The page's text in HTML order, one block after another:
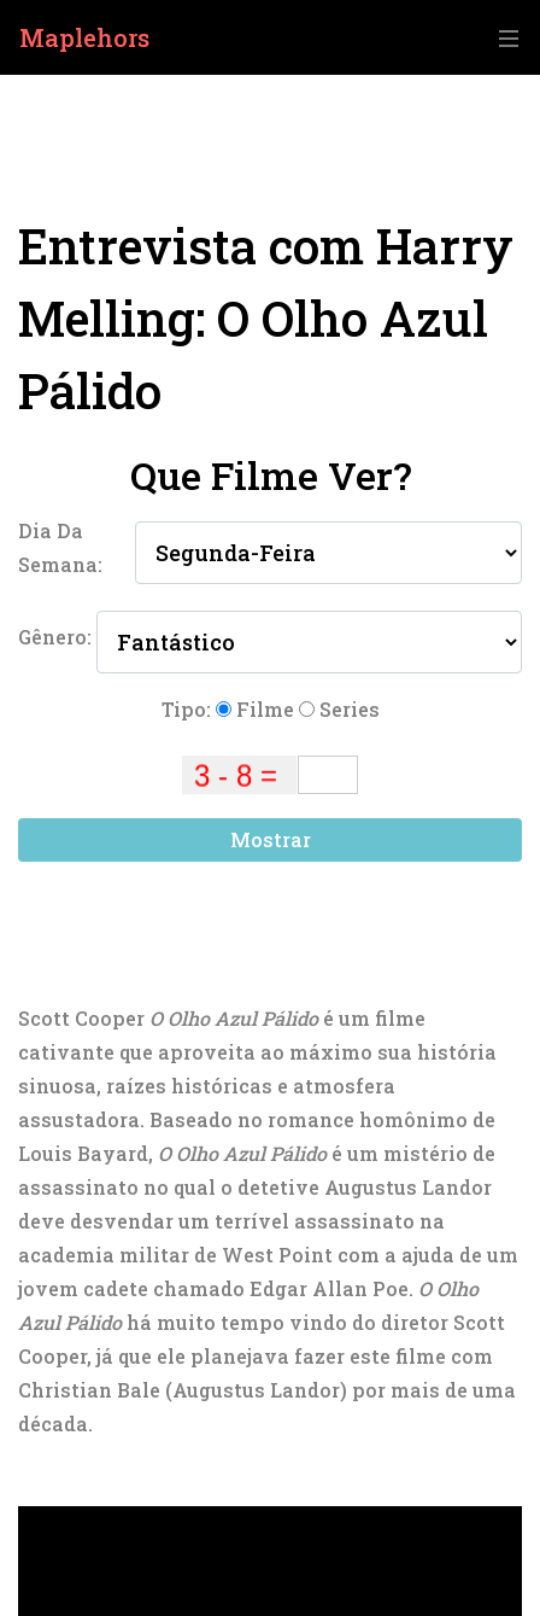
Maplehors
Entrevista com Harry
Melling: O Olho Azul
Pálido
Que Filme Ver?
Dia Da
Semana:
Gênero:
Tipo: Filme Series
Mostrar
Scott Cooper O Olho Azul Pálido é um filme
cativante que aproveita ao máximo sua história
sinuosa, raízes históricas e atmosfera
assustadora. Baseado no romance homônimo de
Louis Bayard, O Olho Azul Pálidoé um mistério de
assassinato no qual o detetive Augustus Landor
deve desvendar um terrível assassinato na
academia militar de West Point com a ajuda de um
jovem cadete chamado Edgar Allan Poe. O Olho
Azul Pálidohá muito tempo vindo do diretor Scott
Cooper, já que ele planejava fazer este filme com
Christian Bale (Augustus Landor) por mais de uma
década.